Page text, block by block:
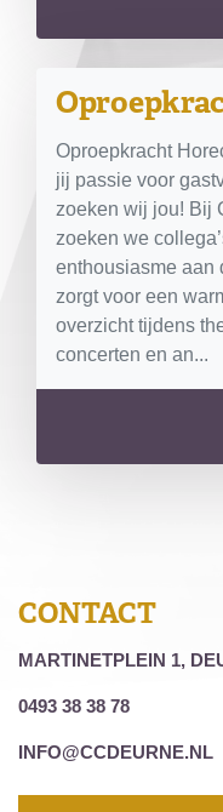
Oproepkracht
jij passie voor
zoeken wij jou! Bij
zoeken we
enthousiasme aan
zorgt voor een
overzicht tijdens
concerten en an...
CONTACT
MARTINETPLEIN 1,
0493 38 38 78
INFO@CCDEURNE.NL